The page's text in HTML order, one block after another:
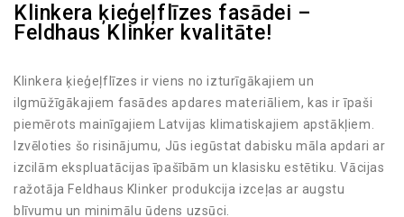
Klinkera ķieģeļflīzes fasādei –
Feldhaus Klinker kvalitāte!
Klinkera ķieģeļflīzes ir viens no izturīgākajiem un
ilgmūžīgākajiem fasādes apdares materiāliem, kas ir īpaši
piemērots mainīgajiem Latvijas klimatiskajiem apstākļiem.
Izvēloties šo risinājumu, Jūs iegūstat dabisku māla apdari ar
izcilām ekspluatācijas īpašībām un klasisku estētiku. Vācijas
ražotāja Feldhaus Klinker produkcija izceļas ar augstu
blīvumu un minimālu ūdens uzsūci.